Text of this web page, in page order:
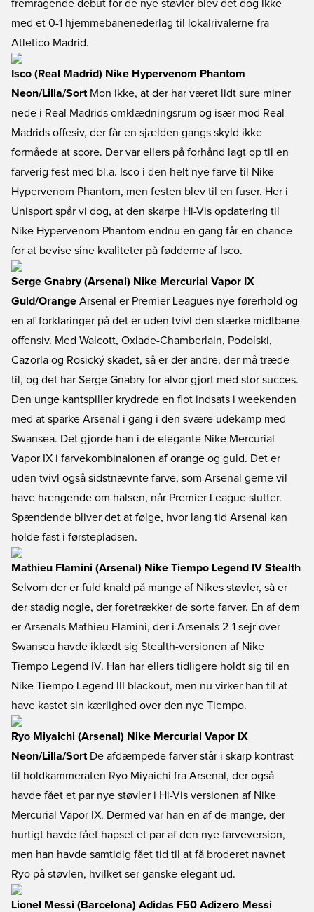
fremragende debut for de nye støvler blev det dog ikke
med et 0-1 hjemmebanenederlag til lokalrivalerne fra
Atletico Madrid.
Isco (Real Madrid) Nike Hypervenom Phantom
Neon/Lilla/Sort Mon ikke, at der har været lidt sure miner
nede i Real Madrids omklædningsrum og især mod Real
Madrids offesiv, der får en sjælden gangs skyld ikke
formåede at score. Der var ellers på forhånd lagt op til en
farverig fest med bl.a. Isco i den helt nye farve til Nike
Hypervenom Phantom, men festen blev til en fuser. Her i
Unisport spår vi dog, at den skarpe Hi-Vis opdatering til
Nike Hypervenom Phantom endnu en gang får en chance
for at bevise sine kvaliteter på fødderne af Isco.
Serge Gnabry (Arsenal) Nike Mercurial Vapor IX
Guld/Orange Arsenal er Premier Leagues nye førerhold og
en af forklaringer på det er uden tvivl den stærke midtbane-
offensiv. Med Walcott, Oxlade-Chamberlain, Podolski,
Cazorla og Rosický skadet, så er der andre, der må træde
til, og det har Serge Gnabry for alvor gjort med stor succes.
Den unge kantspiller krydrede en flot indsats i weekenden
med at sparke Arsenal i gang i den svære udekamp med
Swansea. Det gjorde han i de elegante Nike Mercurial
Vapor IX i farvekombinaionen af orange og guld. Det er
uden tvivl også sidstnævnte farve, som Arsenal gerne vil
have hængende om halsen, når Premier League slutter.
Spændende bliver det at følge, hvor lang tid Arsenal kan
holde fast i førstepladsen.
Mathieu Flamini (Arsenal) Nike Tiempo Legend IV Stealth
Selvom der er fuld knald på mange af Nikes støvler, så er
der stadig nogle, der foretrækker de sorte farver. En af dem
er Arsenals Mathieu Flamini, der i Arsenals 2-1 sejr over
Swansea havde iklædt sig Stealth-versionen af Nike
Tiempo Legend IV. Han har ellers tidligere holdt sig til en
Nike Tiempo Legend III blackout, men nu virker han til at
have kastet sin kærlighed over den nye Tiempo.
Ryo Miyaichi (Arsenal) Nike Mercurial Vapor IX
Neon/Lilla/Sort De afdæmpede farver står i skarp kontrast
til holdkammeraten Ryo Miyaichi fra Arsenal, der også
havde fået et par nye støvler i Hi-Vis versionen af Nike
Mercurial Vapor IX. Dermed var han en af de mange, der
hurtigt havde fået hapset et par af den nye farveversion,
men han havde samtidig fået tid til at få broderet navnet
Ryo på støvlen, hvilket ser ganske elegant ud.
Lionel Messi (Barcelona) Adidas F50 Adizero Messi